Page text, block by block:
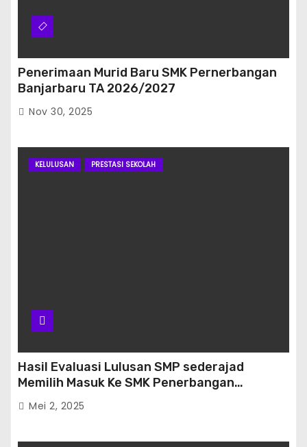
Penerimaan Murid Baru SMK Pernerbangan
Banjarbaru TA 2026/2027
Nov 30, 2025
KELULUSAN PRESTASI SEKOLAH
Hasil Evaluasi Lulusan SMP sederajad
Memilih Masuk Ke SMK Penerbangan
Banjarbaru
Mei 2, 2025